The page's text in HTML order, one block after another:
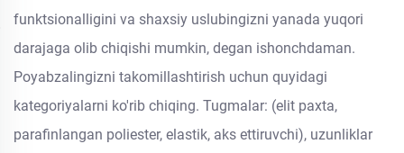
funktsionalligini va shaxsiy uslubingizni yanada yuqori
darajaga olib chiqishi mumkin, degan ishonchdaman.
Poyabzalingizni takomillashtirish uchun quyidagi
kategoriyalarni ko'rib chiqing. Tugmalar: (elit paxta,
parafinlangan poliester, elastik, aks ettiruvchi), uzunliklar